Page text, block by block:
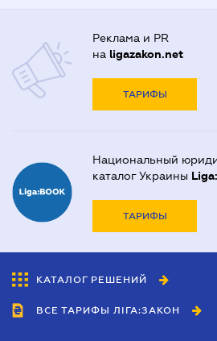
Реклама и PR
на ligazakon.net
ТАРИФЫ
Национальный
каталог Украины
ТАРИФЫ
КАТАЛОГ РЕШЕНИЙ
ВСЕ ТАРИФЫ ЛІГА:ЗАКОН